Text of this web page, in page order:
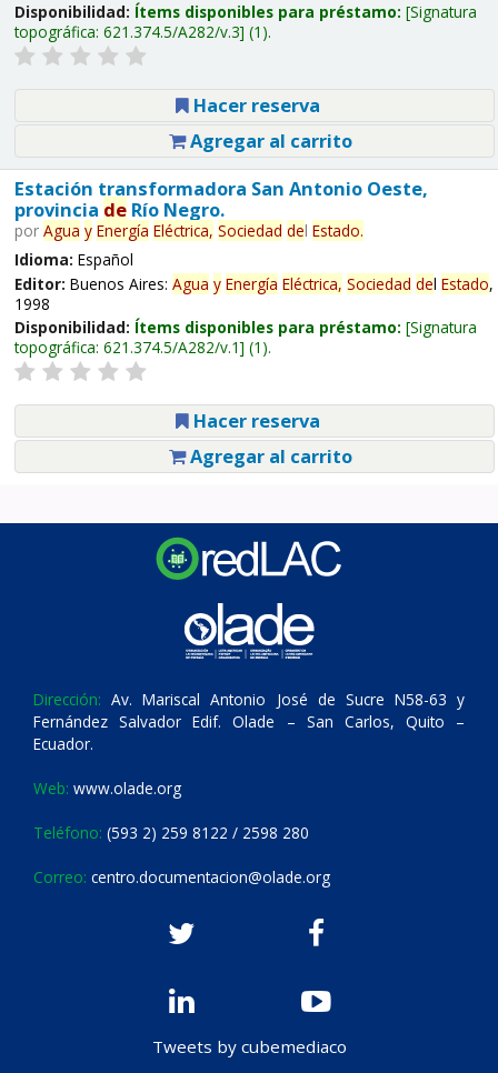
Disponibilidad: Ítems disponibles para préstamo: Signatura
topográfica: 621.374.5/A282/v.3 (1).
Hacer reserva
Agregar al carrito
Estación transformadora San Antonio Oeste,
provincia deRío Negro.
por Agua y Energía Eléctrica, Sociedad del Estado.
Idioma: Español
Editor: Buenos Aires: Agua y Energía Eléctrica, Sociedad del Estado,
1998
Disponibilidad: Ítems disponibles para préstamo: Signatura
topográfica: 621.374.5/A282/v.1 (1).
Hacer reserva
Agregar al carrito
Dirección: Av. Mariscal Antonio José de Sucre N58-63 y
Fernández Salvador Edif. Olade – San Carlos, Quito –
Ecuador.
Web: www.olade.org
Teléfono: (593 2) 259 8122 / 2598 280
Correo: centro.documentacion@olade.org
Tweets by cubemediaco